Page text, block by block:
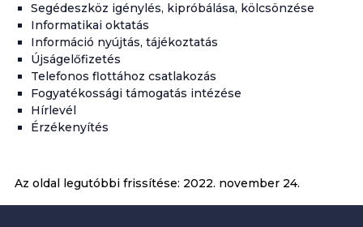
Segédeszköz igénylés, kipróbálása, kölcsönzése
Informatikai oktatás
Információ nyújtás, tájékoztatás
Újságelőfizetés
Telefonos flottához csatlakozás
Fogyatékossági támogatás intézése
Hírlevél
Érzékenyítés
Az oldal legutóbbi frissítése: 2022. november 24.